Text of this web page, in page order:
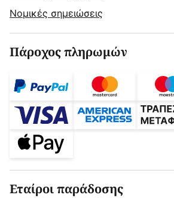
Νομικές σημειώσεις
Πάροχος πληρωμών
Εταίροι παράδοσης